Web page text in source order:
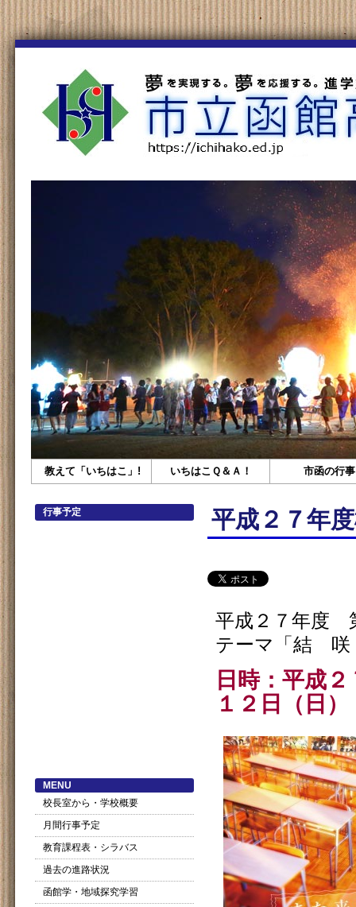
教えて「いちはこ」! いちはこＱ＆Ａ！ 市函の行事
平成２７年
平成２７年度
テーマ「結 咲
日時：平成
１２日（日）
行事予定
MENU
校長室から・学校概要
月間行事予定
教育課程表・シラバス
過去の進路状況
函館学・地域探究学習